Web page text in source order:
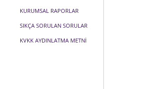
KURUMSAL RAPORLAR
SIKÇA SORULAN SORULAR
KVKK AYDINLATMA METNİ